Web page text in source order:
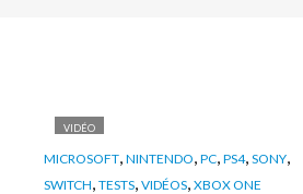
VIDÉO
MICROSOFT, NINTENDO, PC, PS4, SONY,
SWITCH, TESTS, VIDÉOS, XBOX ONE